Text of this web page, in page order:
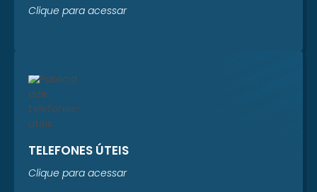
Clique para acessar
TELEFONES ÚTEIS
Clique para acessar